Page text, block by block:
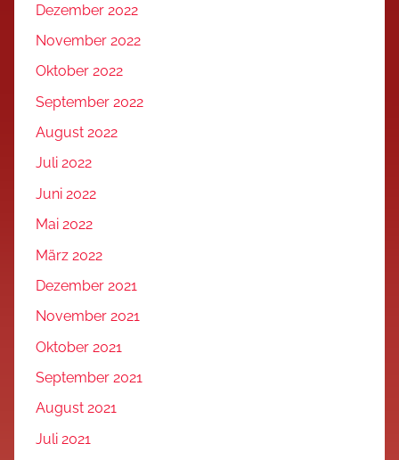
Dezember 2022
November 2022
Oktober 2022
September 2022
August 2022
Juli 2022
Juni 2022
Mai 2022
März 2022
Dezember 2021
November 2021
Oktober 2021
September 2021
August 2021
Juli 2021